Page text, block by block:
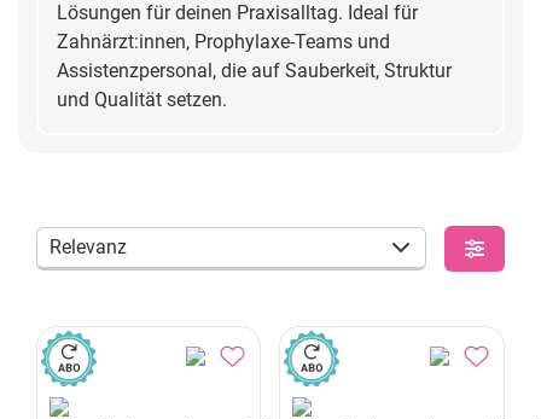
Lösungen für deinen Praxisalltag. Ideal für
Zahnärzt:innen, Prophylaxe-Teams und
Assistenzpersonal, die auf Sauberkeit, Struktur
und Qualität setzen.
Relevanz